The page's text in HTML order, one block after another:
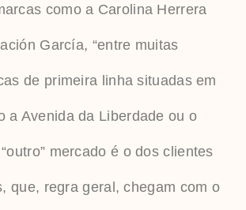
como a Carolina Herrera
García, “entre muitas
de primeira linha situadas em
a Avenida da Liberdade ou o
mercado é o dos clientes
que, regra geral, chegam com o